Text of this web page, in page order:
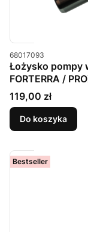
Kod produktu
68017093
Łożysko pompy
FORTERRA /
Cena
119,00 zł
Do koszyka
Bestseller